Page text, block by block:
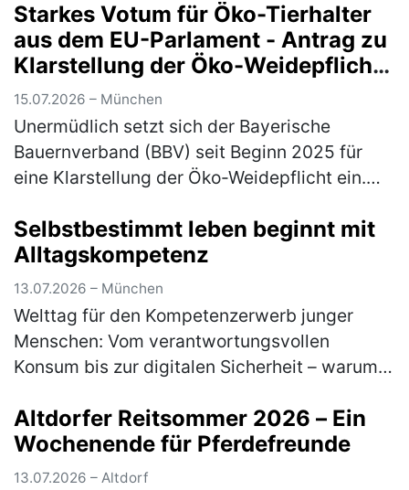
Starkes Votum für Öko-Tierhalter
aus dem EU-Parlament - Antrag zu
Klarstellung der Öko-Weidepflicht
angenommen
15.07.2026 – München
Unermüdlich setzt sich der Bayerische
Bauernverband (BBV) seit Beginn 2025 für
eine Klarstellung der Öko-Weidepflicht ein.
errungen werden: Einen entsprechen… (mehr)
Selbstbestimmt leben beginnt mit
Alltagskompetenz
13.07.2026 – München
Welttag für den Kompetenzerwerb junger
Menschen: Vom verantwortungsvollen
Konsum bis zur digitalen Sicherheit – warum
Am 15. Juli macht der Welttag für den …
(mehr)
Altdorfer Reitsommer 2026 – Ein
Wochenende für Pferdefreunde
13.07.2026 – Altdorf